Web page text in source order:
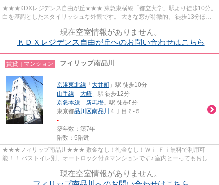
★★★KDXレジデンス自由が丘★★★ 東急東横線「都立大学」駅より徒歩10分。
白を基調としたスタイリッシュな外観です。 大きな窓が特徴的。 徒歩13分ほど
現在空室情報がありません。
ＫＤＸレジデンス自由が丘へのお問い合わせはこちら
賃貸｜マンション フィリップ南品川
京浜東北線 「 大井町 」駅 徒歩10分
山手線 「 大崎 」駅 徒歩12分
京急本線 「 新馬場 」駅 徒歩5分
東京都品川区南品川 ４丁目６-５
-
築年数：築7年
階数：5階建
★★★フィリップ南品川★★★ 敷金なし！礼金なし！Ｗｉ-Ｆｉ無料で利用可
能！！ バストイレ別、オートロック付きマンションです♪ 室内とーってもおしゃ
現在空室情報がありません。